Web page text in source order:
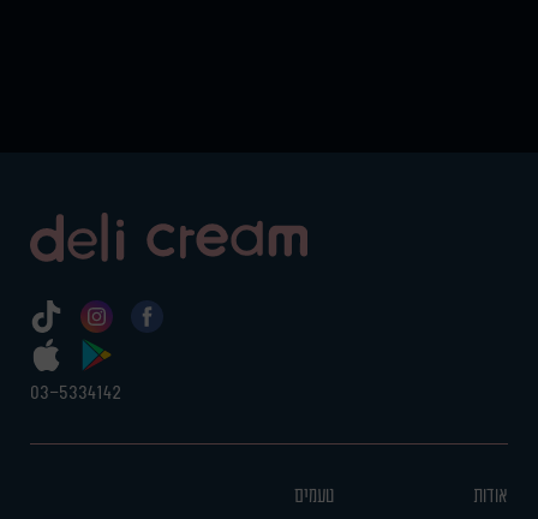
אודות
טעמים
03-5334142